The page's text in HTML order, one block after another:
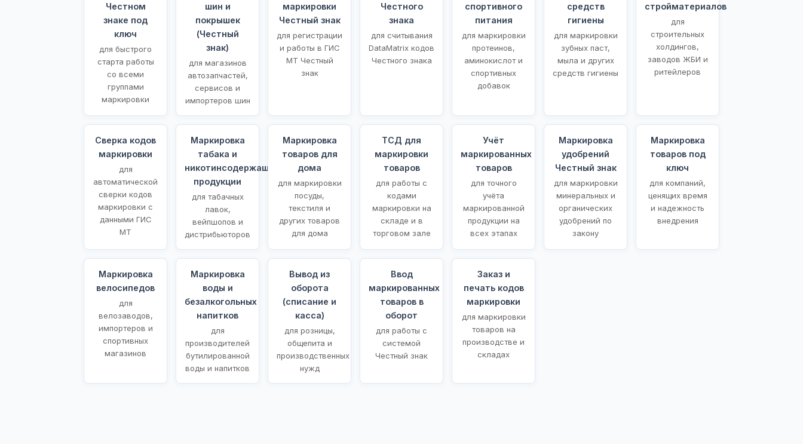
Честном
знаке под
ключ
для быстрого
старта работы
со всеми
группами
маркировки
шин и
покрышек
(Честный
знак)
для магазинов
автозапчастей,
сервисов и
импортеров шин
маркировки
Честный знак
для регистрации
и работы в ГИС
МТ Честный
знак
Честного
знака
для считывания
DataMatrix кодов
Честного знака
спортивного
питания
для маркировки
протеинов,
аминокислот и
спортивных
добавок
средств
гигиены
для маркировки
зубных паст,
мыла и других
средств гигиены
стройматериалов
для
строительных
холдингов,
заводов ЖБИ и
ритейлеров
Сверка кодов
маркировки
для
автоматической
сверки кодов
маркировки с
данными ГИС
МТ
Маркировка
табака и
никотинсодержащей
продукции
для табачных
лавок,
вейпшопов и
дистрибьюторов
Маркировка
товаров для
дома
для маркировки
посуды,
текстиля и
других товаров
для дома
ТСД для
маркировки
товаров
для работы с
кодами
маркировки на
складе и в
торговом зале
Учёт
маркированных
товаров
для точного
учёта
маркированной
продукции на
всех этапах
Маркировка
удобрений
Честный знак
для маркировки
минеральных и
органических
удобрений по
закону
Маркировка
товаров под
ключ
для компаний,
ценящих время
и надежность
внедрения
Маркировка
велосипедов
для
велозаводов,
импортеров и
спортивных
магазинов
Маркировка
воды и
безалкогольных
напитков
для
производителей
бутилированной
воды и напитков
Вывод из
оборота
(списание и
касса)
для розницы,
общепита и
производственных
нужд
Ввод
маркированных
товаров в
оборот
для работы с
системой
Честный знак
Заказ и
печать кодов
маркировки
для маркировки
товаров на
производстве и
складах